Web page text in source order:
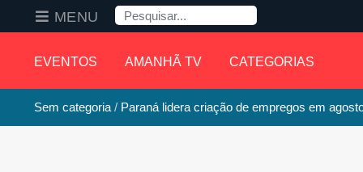
EVENTOS AMANHÃ TV CATEGORIAS
MENU Pesquisa
Sem categoria Paraná lidera criação de empregos em